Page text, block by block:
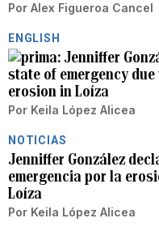
Por Alex Figueroa Cancel
ENGLISH
Jenniffer
state of emergency due
erosion in Loíza
Por Keila López Alicea
NOTICIAS
Jenniffer González
emergencia por la
Loíza
Por Keila López Alicea